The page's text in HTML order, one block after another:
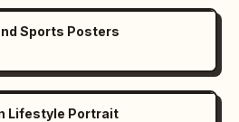
Sports Posters
Lifestyle Portrait